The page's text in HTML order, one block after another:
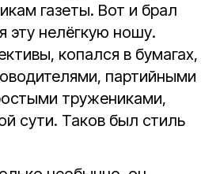
газеты. Вот и брал
эту нелёгкую ношу.
копался в бумагах,
партийными
тружениками,
сути. Таков был стиль